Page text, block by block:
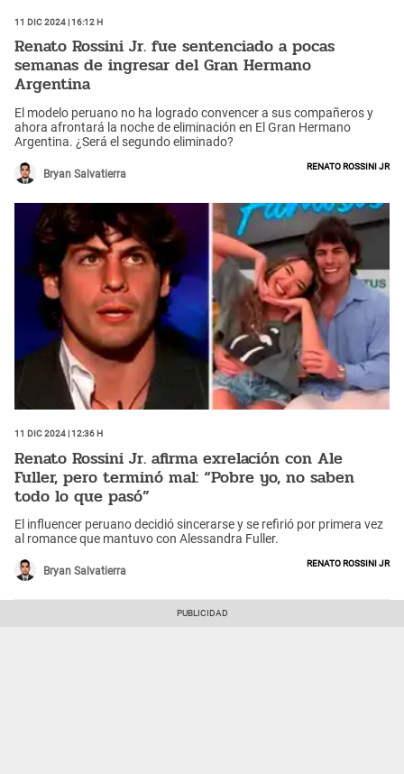
11 Dic 2024 | 16:12 h
Renato Rossini Jr. fue sentenciado a pocas
semanas de ingresar del Gran Hermano
Argentina
El modelo peruano no ha logrado convencer a sus compañeros y
ahora afrontará la noche de eliminación en El Gran Hermano
Argentina. ¿Será el segundo eliminado?
Bryan Salvatierra
Renato Rossini jr
11 Dic 2024 | 12:36 h
Renato Rossini Jr. afirma exrelación con Ale
Fuller, pero terminó mal: “Pobre yo, no saben
todo lo que pasó”
El influencer peruano decidió sincerarse y se refirió por primera vez
al romance que mantuvo con Alessandra Fuller.
Bryan Salvatierra
Renato Rossini jr